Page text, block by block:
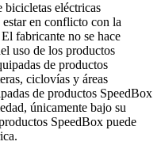
bicicletas eléctricas
en conflicto con la
fabricante no se hace
uso de los productos
de productos
ciclovías y áreas
de productos SpeedBox
únicamente bajo su
SpeedBox puede